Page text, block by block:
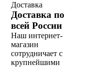
Доставка
Доставка по
всей России
Наш интернет-
магазин
сотрудничает с
крупнейшими